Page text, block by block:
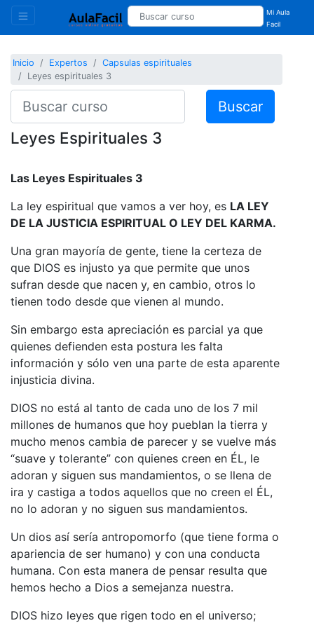
Mi Aula
Facil
Inicio Expertos
Capsulas espirituales
Leyes espirituales 3
Buscar
Leyes Espirituales 3
Las Leyes Espirituales 3
La ley espiritual que vamos a ver hoy, es LA LEY
DE LA JUSTICIA ESPIRITUAL O LEY DEL KARMA.
Una gran mayoría de gente, tiene la certeza de
que DIOS es injusto ya que permite que unos
sufran desde que nacen y, en cambio, otros lo
tienen todo desde que vienen al mundo.
Sin embargo esta apreciación es parcial ya que
quienes defienden esta postura les falta
información y sólo ven una parte de esta aparente
injusticia divina.
DIOS no está al tanto de cada uno de los 7 mil
millones de humanos que hoy pueblan la tierra y
mucho menos cambia de parecer y se vuelve más
“suave y tolerante” con quienes creen en ÉL, le
adoran y siguen sus mandamientos, o se llena de
ira y castiga a todos aquellos que no creen el ÉL,
no lo adoran y no siguen sus mandamientos.
Un dios así sería antropomorfo (que tiene forma o
apariencia de ser humano) y con una conducta
humana. Con esta manera de pensar resulta que
hemos hecho a Dios a semejanza nuestra.
DIOS hizo leyes que rigen todo en el universo;